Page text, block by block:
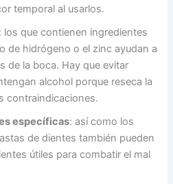
temporal al usarlos.
: los que contienen ingredientes
de hidrógeno o el zinc ayudan a
de la boca. Hay que evitar
alcohol porque reseca la
contraindicaciones.
específicas: así como los
de dientes también pueden
útiles para combatir el mal